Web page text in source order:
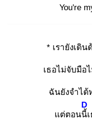
You're
* เรายังเดิน
เธอไม่จับมือ
ฉันยังจำได้
แต่ตอนนี้เ
D